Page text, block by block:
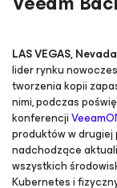
LAS VEGAS,
lider rynku
tworzenia kopii
nimi, podczas
konferencji
produktów w drugiej
nadchodzące
wszystkich
Kubernetes i